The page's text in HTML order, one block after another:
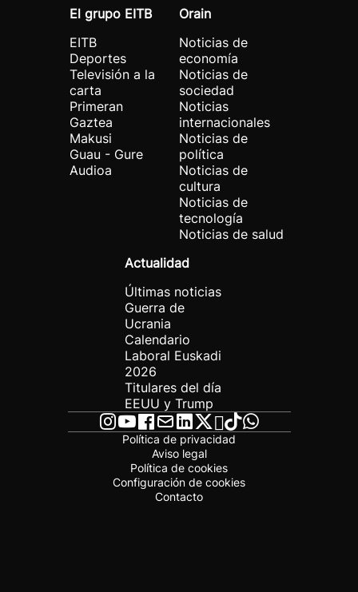
El grupo EITB
EITB
Deportes
Televisión a la
carta
Primeran
Gaztea
Makusi
Guau - Gure
Audioa
Orain
Noticias de
economía
Noticias de
sociedad
Noticias
internacionales
Noticias de
política
Noticias de
cultura
Noticias de
tecnología
Noticias de salud
Actualidad
Últimas noticias
Guerra de
Ucrania
Calendario
Laboral Euskadi
2026
Titulares del día
EEUU y Trump
Política de privacidad
Aviso legal
Política de cookies
Configuración de cookies
Contacto